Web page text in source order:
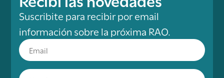
Suscribite para recibir por email
información sobre la próxima RAO.